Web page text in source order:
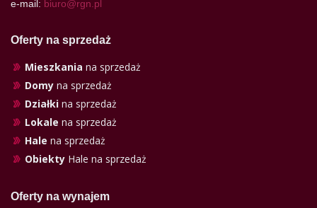
e-mail: biuro@rgn.pl
Oferty na sprzedaż
Mieszkania na sprzedaż
Domy na sprzedaż
Działki na sprzedaż
Lokale na sprzedaż
Hale na sprzedaż
Obiekty Hale na sprzedaż
Oferty na wynajem